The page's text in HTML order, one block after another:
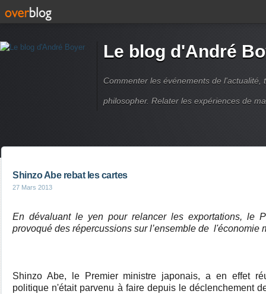
Le blog d'André
Commenter les événements de
philosopher. Relater les expériences de
Shinzo Abe rebat les cartes
27 Mars 2013
En dévaluant le yen pour relancer les exportations, le
provoqué des répercussions sur l’ensemble de l'économie
Shinzo Abe, le Premier ministre japonais, a en effet
politique n'était parvenu à faire depuis le déclenchement